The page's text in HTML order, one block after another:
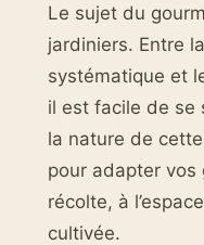
Le sujet du
jardiniers. Entre
systématique et
il est facile de se
la nature de
pour adapter
récolte, à
cultivée.